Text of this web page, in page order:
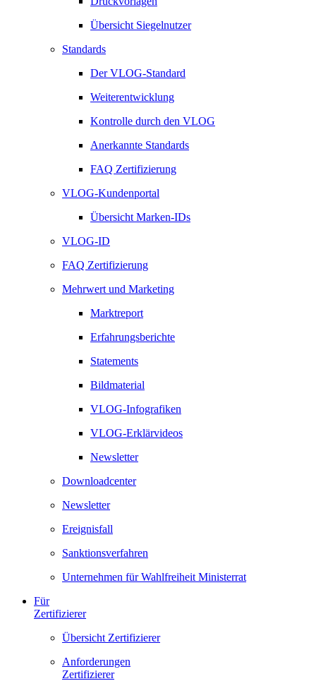
Übersicht Siegelnutzer
Standards
Der VLOG-Standard
Weiterentwicklung
Kontrolle durch den VLOG
Anerkannte Standards
FAQ Zertifizierung
VLOG-Kundenportal
Übersicht Marken-IDs
VLOG-ID
FAQ Zertifizierung
Mehrwert und Marketing
Marktreport
Erfahrungsberichte
Statements
Bildmaterial
VLOG-Infografiken
VLOG-Erklärvideos
Newsletter
Downloadcenter
Newsletter
Ereignisfall
Sanktionsverfahren
Unternehmen für Wahlfreiheit Ministerrat
Für
Zertifizierer
Übersicht Zertifizierer
Anforderungen
Zertifizierer